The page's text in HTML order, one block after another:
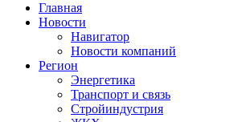
Главная
Новости
Навигатор
Новости компаний
Регион
Энергетика
Транспорт и связь
Стройиндустрия